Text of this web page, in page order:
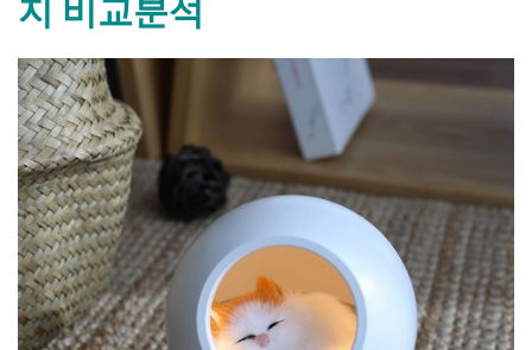
피
교
분
석”
지 비교분석
Posted
on
2024년 08월 27일
By
mrcoree
평
점
높
은
고
양
이
무
드
등 10 가
지
에 댓글 없음